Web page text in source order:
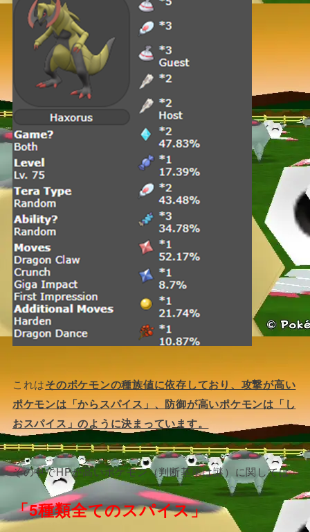
これはそのポケモンの種族値に依存しており、攻撃が高い
ポケモンは「からスパイス」、防御が高いポケモンは「し
おスパイス」のように決まっています。
その中でHPが高いポケモン（判断基準は謎）に関しては
「5種類全てのスパイス」